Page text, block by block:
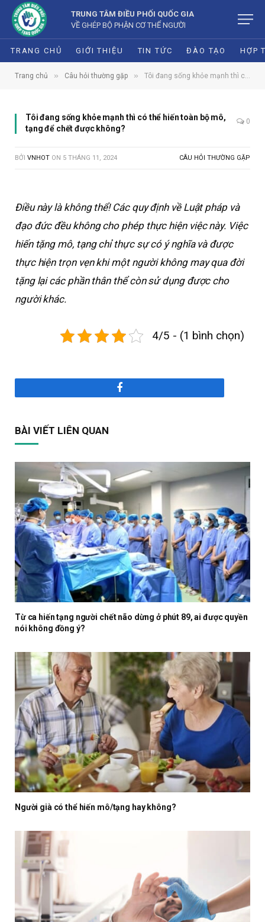
TRUNG TÂM ĐIỀU PHỐI QUỐC GIA
VỀ GHÉP BỘ PHẬN CƠ THỂ NGƯỜI
TRANG CHỦ GIỚI THIỆU TIN TỨC ĐÀO TẠO HỢP
Trang chủ » Câu hỏi thường gặp » Tôi đang sống khỏe mạnh thì có thể hiến toàn bộ mô, tạng để chết được không?
Tôi đang sống khỏe mạnh thì có thể hiến toàn bộ mô,
tạng để chết được không?
0
BỞI VNHOT ON 5 THÁNG 11, 2024 CÂU HỎI THƯỜNG GẶP
Điều này là không thể! Các quy định về Luật pháp và
đạo đức đều không cho phép thực hiện việc này. Việc
hiến tặng mô, tạng chỉ thực sự có ý nghĩa và được
thực hiện trọn vẹn khi một người không may qua đời
tặng lại các phần thân thể còn sử dụng được cho
người khác.
4/5 - (1 bình chọn)
Facebook
BÀI VIẾT LIÊN QUAN
Từ ca hiến tạng người chết não dừng ở phút 89, ai được quyền
nói không đồng ý?
Người già có thể hiến mô/tạng hay không?